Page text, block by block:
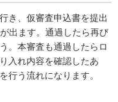
き、仮審査申込書を提出
出ます。通過したら再び
。本審査も通過したらロ
入れ内容を確認したあ
行う流れになります。